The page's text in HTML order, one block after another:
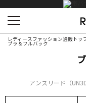
レディースファッション通販トッ
ブラ＆フルバック
アンスリード（